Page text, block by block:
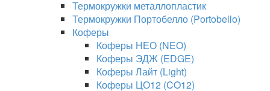
Термокружки металлопластик
Термокружки Портобелло (Portobello)
Коферы
Коферы НЕО (NEO)
Коферы ЭДЖ (EDGE)
Коферы Лайт (Light)
Коферы ЦО12 (CO12)